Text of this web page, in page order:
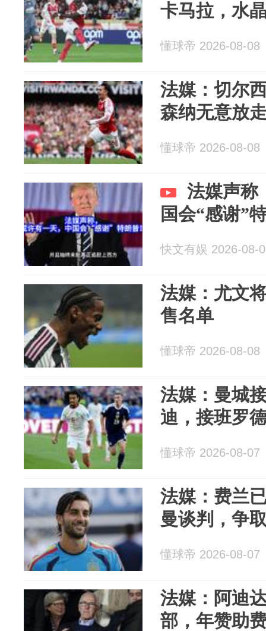
卡马拉，水
懂球帝 2026-08-08
法媒：切尔
森纳无意放
懂球帝 2026-08-08
法媒声称
国会“感谢”
快文有娱 2026-08-
法媒：尤文
售名单
懂球帝 2026-08-08
法媒：曼城
迪，接班罗
懂球帝 2026-08-07
法媒：费兰
曼谈判，争
懂球帝 2026-08-07
法媒：阿迪
部，年赞助